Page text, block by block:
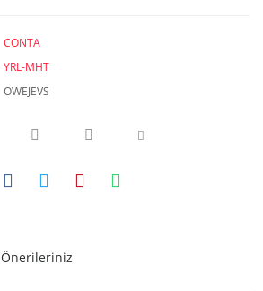
CONTA
YRL-MHT
OWEJEVS
Önerileriniz